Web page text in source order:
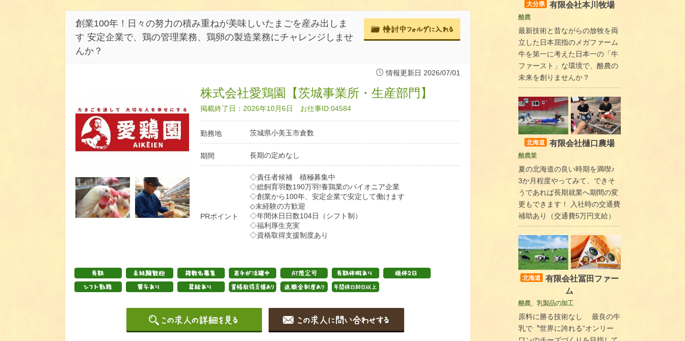
創業100年！日々の努力の積み重ねが美味しいたまごを産み出しま
す 安定企業で、鶏の管理業務、鶏卵の製造業務にチャレンジしませ
んか？
情報更新日 2026/07/01
株式会社愛鶏園【茨城事業所・生産部門】
掲載終了日：2026年10月6日 お仕事ID:04584
勤務地 茨城県小美玉市倉数
期間 長期の定めなし
PRポイント
◇責任者候補 積極募集中
◇総飼育羽数190万羽!養鶏業のパイオニア企業
◇創業から100年、安定企業で安定して働けます
◇未経験の方歓迎
◇年間休日日数104日（シフト制）
◇福利厚生充実
◇資格取得支援制度あり
大分県 有限会社本川牧場
酪農
最新技術と昔ながらの放牧を両
立した日本屈指のメガファーム
牛を第一に考えた日本一の「牛
ファースト」な環境で、酪農の
未来を創りませんか？
北海道 有限会社樋口農場
酪農業
夏の北海道の良い時期を満喫♪
3か月程度やってみて、できそ
うであれば長期就業へ期間の変
更もできます！ 入社時の交通費
補助あり（交通費5万円支給）
北海道
有限会社冨田ファー
ム
酪農、乳製品の加工
原料に勝る技術なし 最良の牛
乳で〝世界に誇れる”オンリー